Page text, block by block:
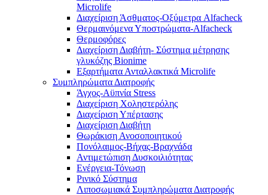
Microlife
Διαχείριση Άσθματος-Οξύμετρα Alfacheck
Θερμαινόμενα Υποστρώματα-Alfacheck
Θερμοφόρες
Διαχείριση Διαβήτη- Σύστημα μέτρησης
γλυκόζης Bionime
Εξαρτήματα Ανταλλακτικά Microlife
Συμπληρώματα Διατροφής
Άγχος-Αϋπνία Stress
Διαχείριση Χοληστερόλης
Διαχείριση Υπέρτασης
Διαχείριση Διαβήτη
Θωράκιση Ανοσοποιητικού
Πονόλαιμος-Βήχας-Βραχνάδα
Αντιμετώπιση Δυσκοιλιότητας
Eνέργεια-Τόνωση
Ρινικό Σύστημα
Λιποσωμιακά Συμπληρώματα Διατροφής